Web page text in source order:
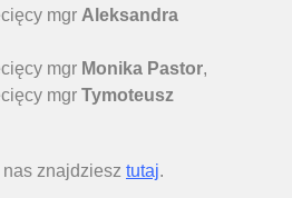
mgr Aleksandra
mgr Monika Pastor,
mgr Tymoteusz
znajdziesz tutaj.